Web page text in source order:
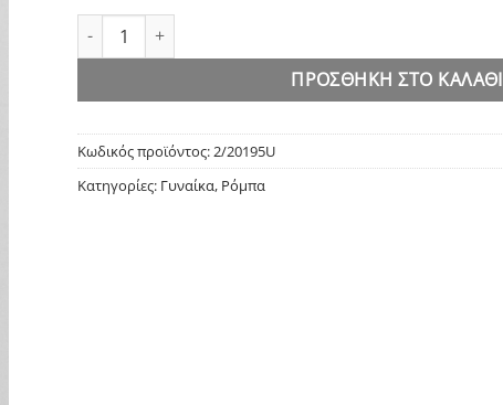
Oriental print dressing gown ποσότητα
ΠΡΟΣΘΉΚΗ ΣΤΟ ΚΑΛΆΘΙ
Κωδικός προϊόντος: 2/20195U
Κατηγορίες: Γυναίκα, Ρόμπα